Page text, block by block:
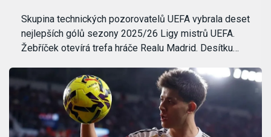
Skupina technických pozorovatelů UEFA vybrala deset
nejlepších gólů sezony 2025/26 Ligy mistrů UEFA.
Žebříček otevírá trefa hráče Realu Madrid. Desítku…